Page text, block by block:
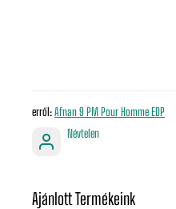
Afnan 9 PM Pour Homme EDP
Névtelen
Ajánlott Termékeink